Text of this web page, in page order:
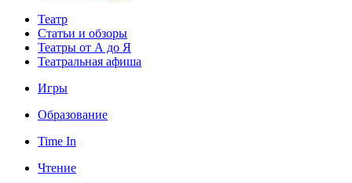
Театр
Статьи и обзоры
Театры от А до Я
Театральная афиша
Игры
Образование
Time In
Чтение